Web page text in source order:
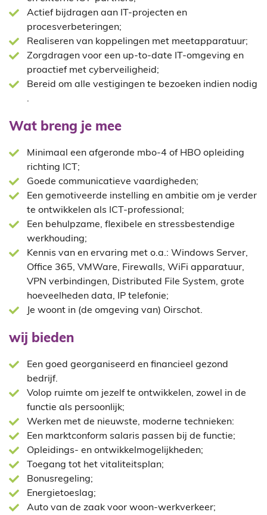
Actief bijdragen aan IT-projecten en
procesverbeteringen;
Realiseren van koppelingen met meetapparatuur;
Zorgdragen voor een up-to-date IT-omgeving en
proactief met cyberveiligheid;
Bereid om alle vestigingen te bezoeken indien nodig
.
Wat breng je mee
Minimaal een afgeronde mbo-4 of HBO opleiding
richting ICT;
Goede communicatieve vaardigheden;
Een gemotiveerde instelling en ambitie om je verder
te ontwikkelen als ICT-professional;
Een behulpzame, flexibele en stressbestendige
werkhouding;
Kennis van en ervaring met o.a.: Windows Server,
Office 365, VMWare, Firewalls, WiFi apparatuur,
VPN verbindingen, Distributed File System, grote
hoeveelheden data, IP telefonie;
Je woont in (de omgeving van) Oirschot.
wij bieden
Een goed georganiseerd en financieel gezond
bedrijf.
Volop ruimte om jezelf te ontwikkelen, zowel in de
functie als persoonlijk;
Werken met de nieuwste, moderne technieken:
Een marktconform salaris passen bij de functie;
Opleidings- en ontwikkelmogelijkheden;
Toegang tot het vitaliteitsplan;
Bonusregeling;
Energietoeslag;
Auto van de zaak voor woon-werkverkeer;